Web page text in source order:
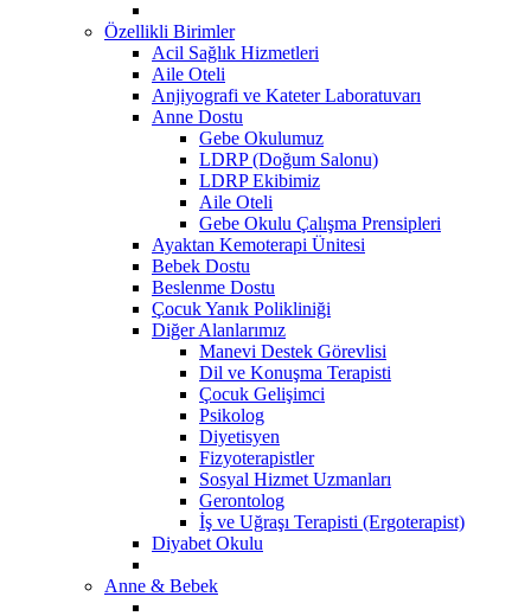
Özellikli Birimler
Acil Sağlık Hizmetleri
Aile Oteli
Anjiyografi ve Kateter Laboratuvarı
Anne Dostu
​Gebe Okulumuz
LDRP (Doğum Salonu)
LDRP Ekibimiz
Aile Oteli
Gebe Okulu Çalışma Prensipleri
Ayaktan Kemoterapi Ünitesi
Bebek Dostu
Beslenme Dostu
Çocuk Yanık Polikliniği
Diğer Alanlarımız
Manevi Destek Görevlisi
Dil ve Konuşma Terapisti
Çocuk Gelişimci
Psikolog
Diyetisyen
Fizyoterapistler
Sosyal Hizmet Uzmanları
Gerontolog
İş ve Uğraşı Terapisti (Ergoterapist)
Diyabet Okulu
Anne & Bebek